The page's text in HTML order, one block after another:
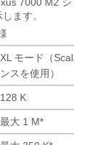
ます。
XL モード（Scalable
ンスを使用）
128 K
最大 1 M*